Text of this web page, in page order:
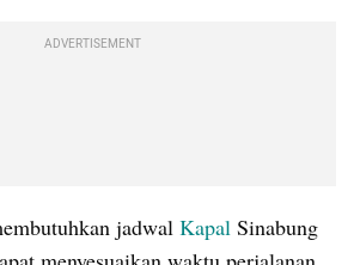
ADVERTISEMENT
jadwal Kapal Sinabung